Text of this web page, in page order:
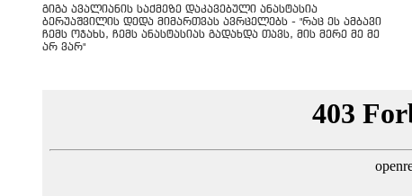
გიგა ავალიანის საქმეზე დაკავებული ანასტასია
ბერუაშვილის დედა მიმართვას ავრცელებს - "რაც ეს ამბავი
ჩემს ოჯახს, ჩემს ანასტასიას გადახდა თავს, მის მერე მე მე
არ ვარ"